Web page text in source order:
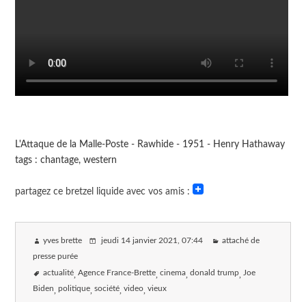
L'Attaque de la Malle-Poste - Rawhide - 1951 - Henry Hathaway
tags : chantage, western
partagez ce bretzel liquide avec vos amis :
yves brette jeudi 14 janvier 2021 , 07:44 attaché de
presse purée
actualité Agence France-Brette cinema donald trump Joe
Biden politique société video vieux